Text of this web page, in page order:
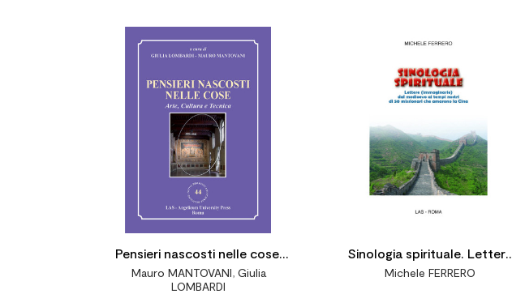
Pensieri nascosti nelle cose.
Arte, cultura e tecnica
Mauro MANTOVANI, Giulia
LOMBARDI
Sinologia spirituale. Lettere
(immaginarie) dal medioevo ai
Michele FERRERO